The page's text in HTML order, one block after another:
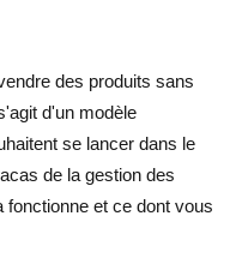
des produits sans
d'un modèle
se lancer dans le
de la gestion des
et ce dont vous